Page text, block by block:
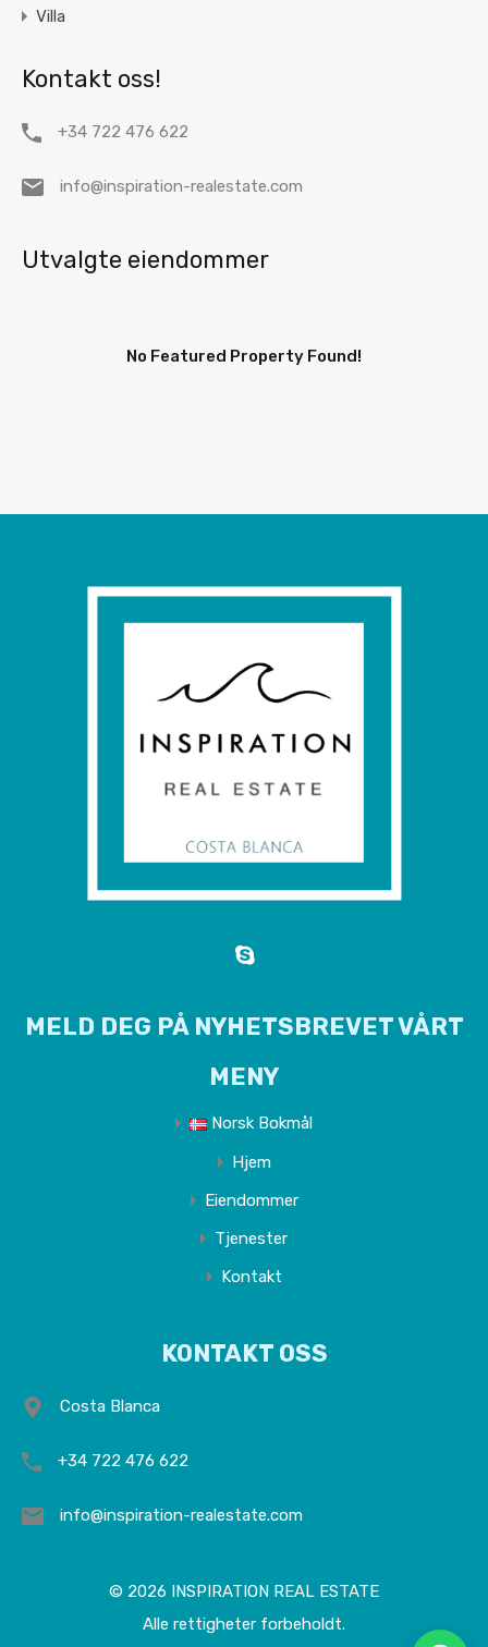
Villa
Kontakt oss!
+34 722 476 622
info@inspiration-realestate.com
Utvalgte eiendommer
No Featured Property Found!
MELD DEG PÅ NYHETSBREVET VÅRT
MENY
Norsk Bokmål
Hjem
Eiendommer
Tjenester
Kontakt
KONTAKT OSS
Costa Blanca
+34 722 476 622
info@inspiration-realestate.com
© 2026 INSPIRATION REAL ESTATE
Alle rettigheter forbeholdt.